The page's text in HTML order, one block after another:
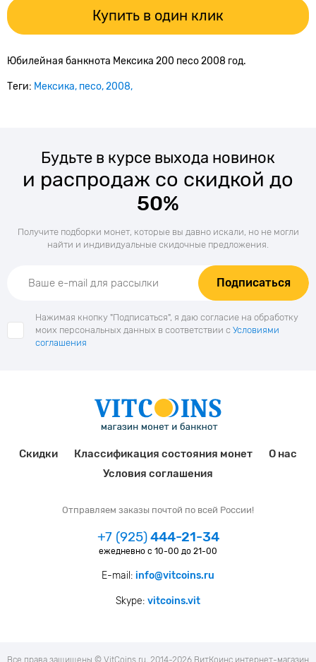
Купить в один клик
Юбилейная банкнота Мексика 200 песо 2008 год.
Теги: Мексика песо 2008
Будьте в курсе выхода новинок
и распродаж со скидкой до
50%
Получите подборки монет, которые вы давно искали, но не могли
найти и индивидуальные скидочные предложения.
Подписаться
Нажимая кнопку "Подписаться", я даю согласие на обработку
моих персональных данных в соответствии с Условиями
соглашения
Скидки Классификация состояния монет
О нас
Условия соглашения
Отправляем заказы почтой по всей России!
+7 (925)444-21-34
ежедневно с 10-00 до 21-00
E-mail: info@vitcoins.ru
Skype: vitcoins.vit
Все права защищены © VitCoins.ru, 2014-2026 ВитКоинс интернет-магазин